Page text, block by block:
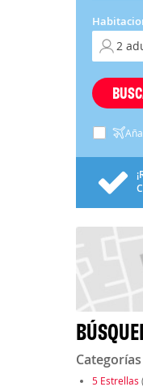
Categorías
5 Estrellas